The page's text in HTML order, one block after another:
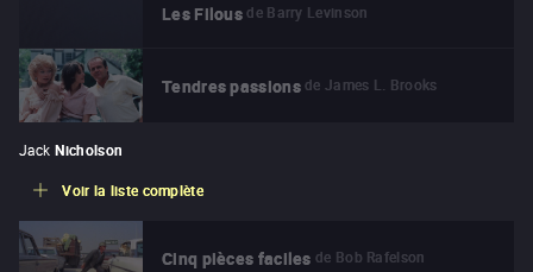
Les Filous de Barry Levinson
Tendres passions de James L. Brooks
Jack Nicholson
Voir la liste complète
Cinq pièces faciles de Bob Rafelson